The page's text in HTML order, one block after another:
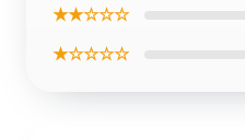
★★☆☆☆
★☆☆☆☆